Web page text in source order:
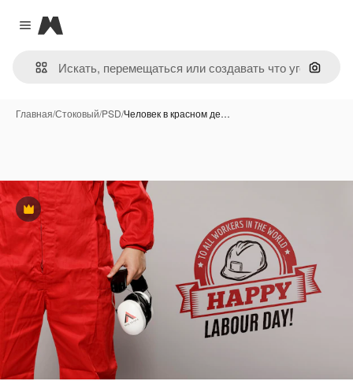
Close menu
Magnific
Поиск
Главная/Стоковый/PSD/Человек в красном де…
Премиум